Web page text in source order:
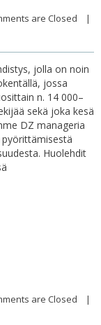
are Closed
|
jolla on noin
jossa
n. 14 000–
sekä joka kesä
DZ manageria
Huolehdit
are Closed
|